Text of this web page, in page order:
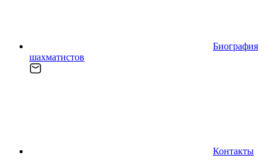
Биография
шахматистов
Контакты